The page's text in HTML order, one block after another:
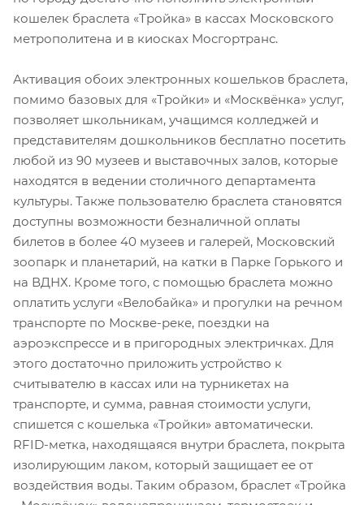
кошелек браслета «Тройка» в кассах Московского
метрополитена и в киосках Мосгортранс.
Активация обоих электронных кошельков браслета,
помимо базовых для «Тройки» и «Москвёнка» услуг,
позволяет школьникам, учащимся колледжей и
представителям дошкольников бесплатно посетить
любой из 90 музеев и выставочных залов, которые
находятся в ведении столичного департамента
культуры. Также пользователю браслета становятся
доступны возможности безналичной оплаты
билетов в более 40 музеев и галерей, Московский
зоопарк и планетарий, на катки в Парке Горького и
на ВДНХ. Кроме того, с помощью браслета можно
оплатить услуги «Велобайка» и прогулки на речном
транспорте по Москве-реке, поездки на
аэроэкспрессе и в пригородных электричках. Для
этого достаточно приложить устройство к
считывателю в кассах или на турникетах на
транспорте, и сумма, равная стоимости услуги,
спишется с кошелька «Тройки» автоматически.
RFID-метка, находящаяся внутри браслета, покрыта
изолирующим лаком, который защищает ее от
воздействия воды. Таким образом, браслет «Тройка